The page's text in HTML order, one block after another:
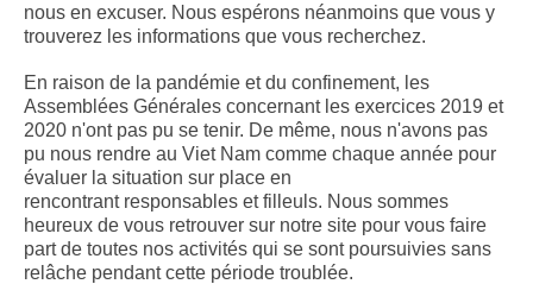
nous en excuser. Nous espérons néanmoins que vous y
trouverez les informations que vous recherchez.
En raison de la pandémie et du confinement, les
Assemblées Générales concernant les exercices 2019 et
2020 n'ont pas pu se tenir. De même, nous n'avons pas
pu nous rendre au Viet Nam comme chaque année pour
évaluer la situation sur place en
rencontrant responsables et filleuls. Nous sommes
heureux de vous retrouver sur notre site pour vous faire
part de toutes nos activités qui se sont poursuivies sans
relâche pendant cette période troublée.